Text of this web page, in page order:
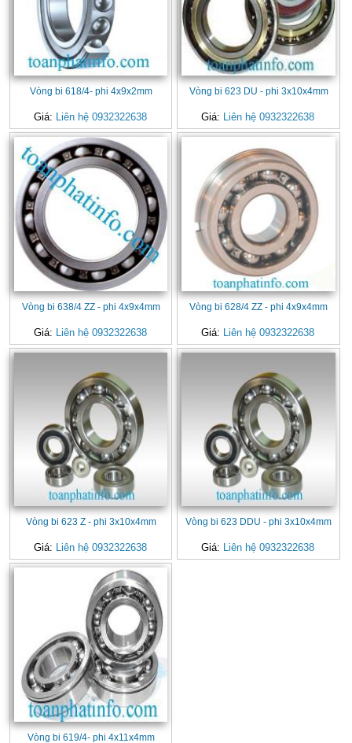
Vòng bi 618/4- phi 4x9x2mm
Giá: Liên hệ 0932322638
Vòng bi 623 DU - phi 3x10x4mm
Giá: Liên hệ 0932322638
Vòng bi 638/4 ZZ - phi 4x9x4mm
Giá: Liên hệ 0932322638
Vòng bi 628/4 ZZ - phi 4x9x4mm
Giá: Liên hệ 0932322638
Vòng bi 623 Z - phi 3x10x4mm
Giá: Liên hệ 0932322638
Vòng bi 623 DDU - phi 3x10x4mm
Giá: Liên hệ 0932322638
Vòng bi 619/4- phi 4x11x4mm